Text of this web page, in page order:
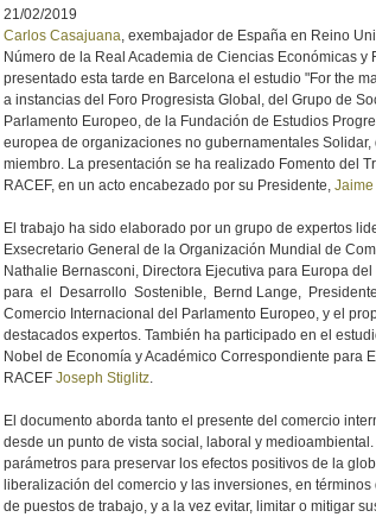
21/02/2019
Carlos Casajuana , exembajador de España en Reino
Número de la Real Academia de Ciencias Económicas y
presentado esta tarde en Barcelona el estudio "For the
a instancias del Foro Progresista Global, del Grupo de
Parlamento Europeo, de la Fundación de Estudios
europea de organizaciones no gubernamentales Solidar,
miembro. La presentación se ha realizado Fomento del
RACEF, en un acto encabezado por su Presidente, Jaime
El trabajo ha sido elaborado por un grupo de expertos
Exsecretario General de la Organización Mundial de
Nathalie Bernasconi, Directora Ejecutiva para Europa
para el Desarrollo Sostenible, Bernd Lange, P
Comercio Internacional del Parlamento Europeo, y el
destacados expertos. También ha participado en el
Nobel de Economía y Académico Correspondiente para
RACEF Joseph Stiglitz
El documento aborda tanto el presente del comercio
desde un punto de vista social, laboral y
parámetros para preservar los efectos positivos de la
liberalización del comercio y las inversiones, en
de puestos de trabajo, y a la vez evitar, limitar o mitigar